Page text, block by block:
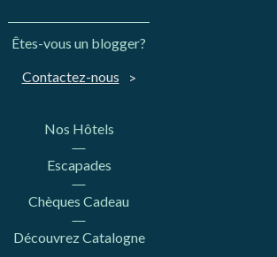
Êtes-vous un blogger?
Contactez-nous
Nos Hôtels
Escapades
Chèques Cadeau
Découvrez Catalogne